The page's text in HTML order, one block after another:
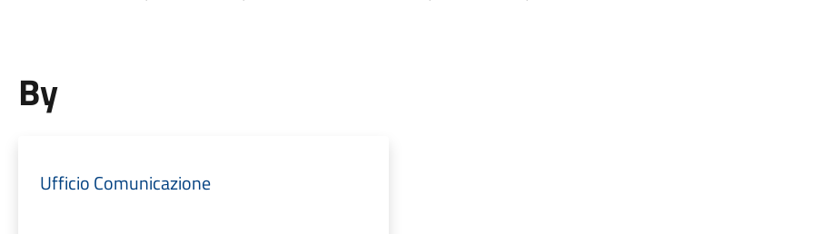
By
Ufficio Comunicazione